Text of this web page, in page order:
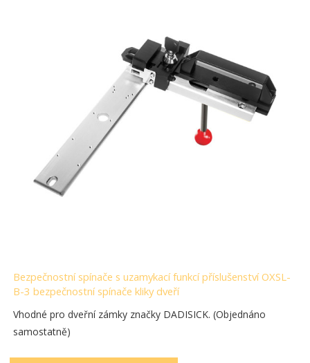
Bezpečnostní spínače s uzamykací funkcí příslušenství OXSL-
B-3 bezpečnostní spínače kliky dveří
Vhodné pro dveřní zámky značky DADISICK. (Objednáno
samostatně)